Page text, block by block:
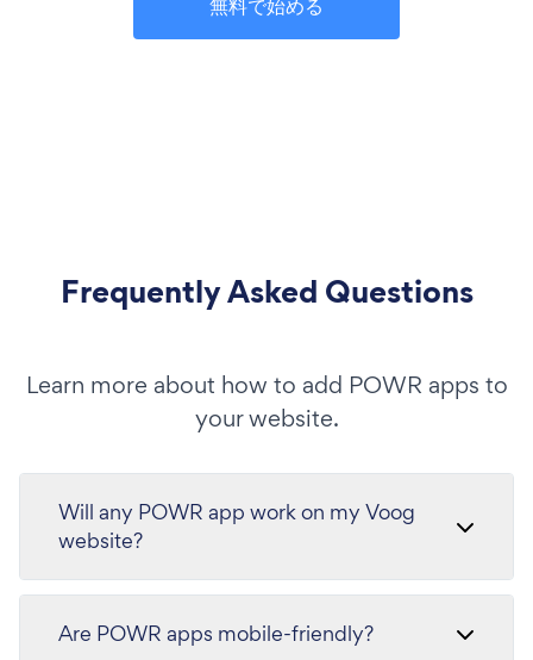
無料で始める
Frequently Asked Questions
Learn more about how to add POWR apps to
your website.
Will any POWR app work on my Voog
website?
Are POWR apps mobile-friendly?